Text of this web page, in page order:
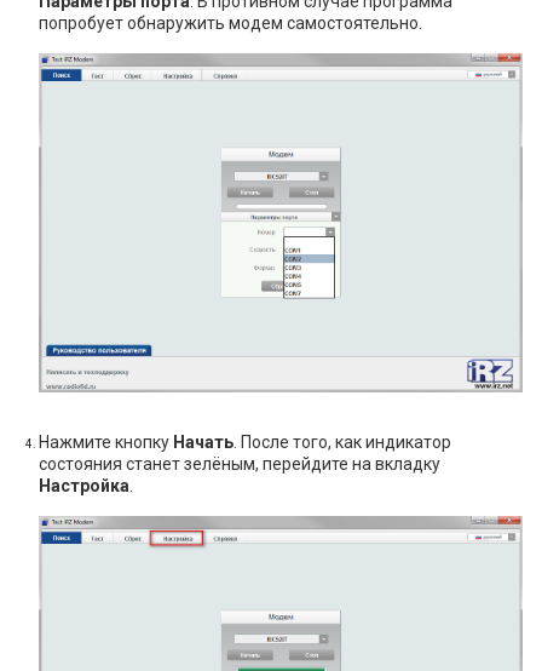
попробует обнаружить модем самостоятельно.
Нажмите кнопку Начать . После того, как индикатор
состояния станет зелёным, перейдите на вкладку
Настройка